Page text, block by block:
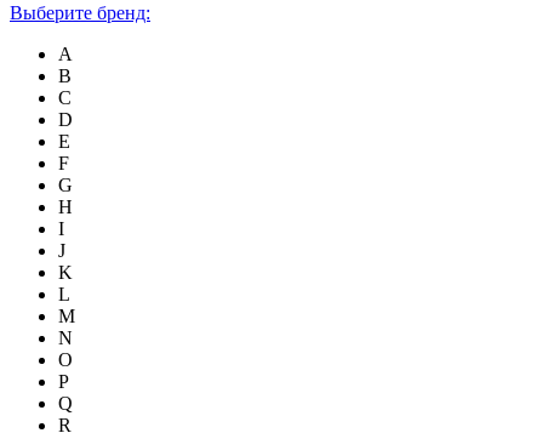
Выберите бренд:
A
B
C
D
E
F
G
H
I
J
K
L
M
N
O
P
Q
R